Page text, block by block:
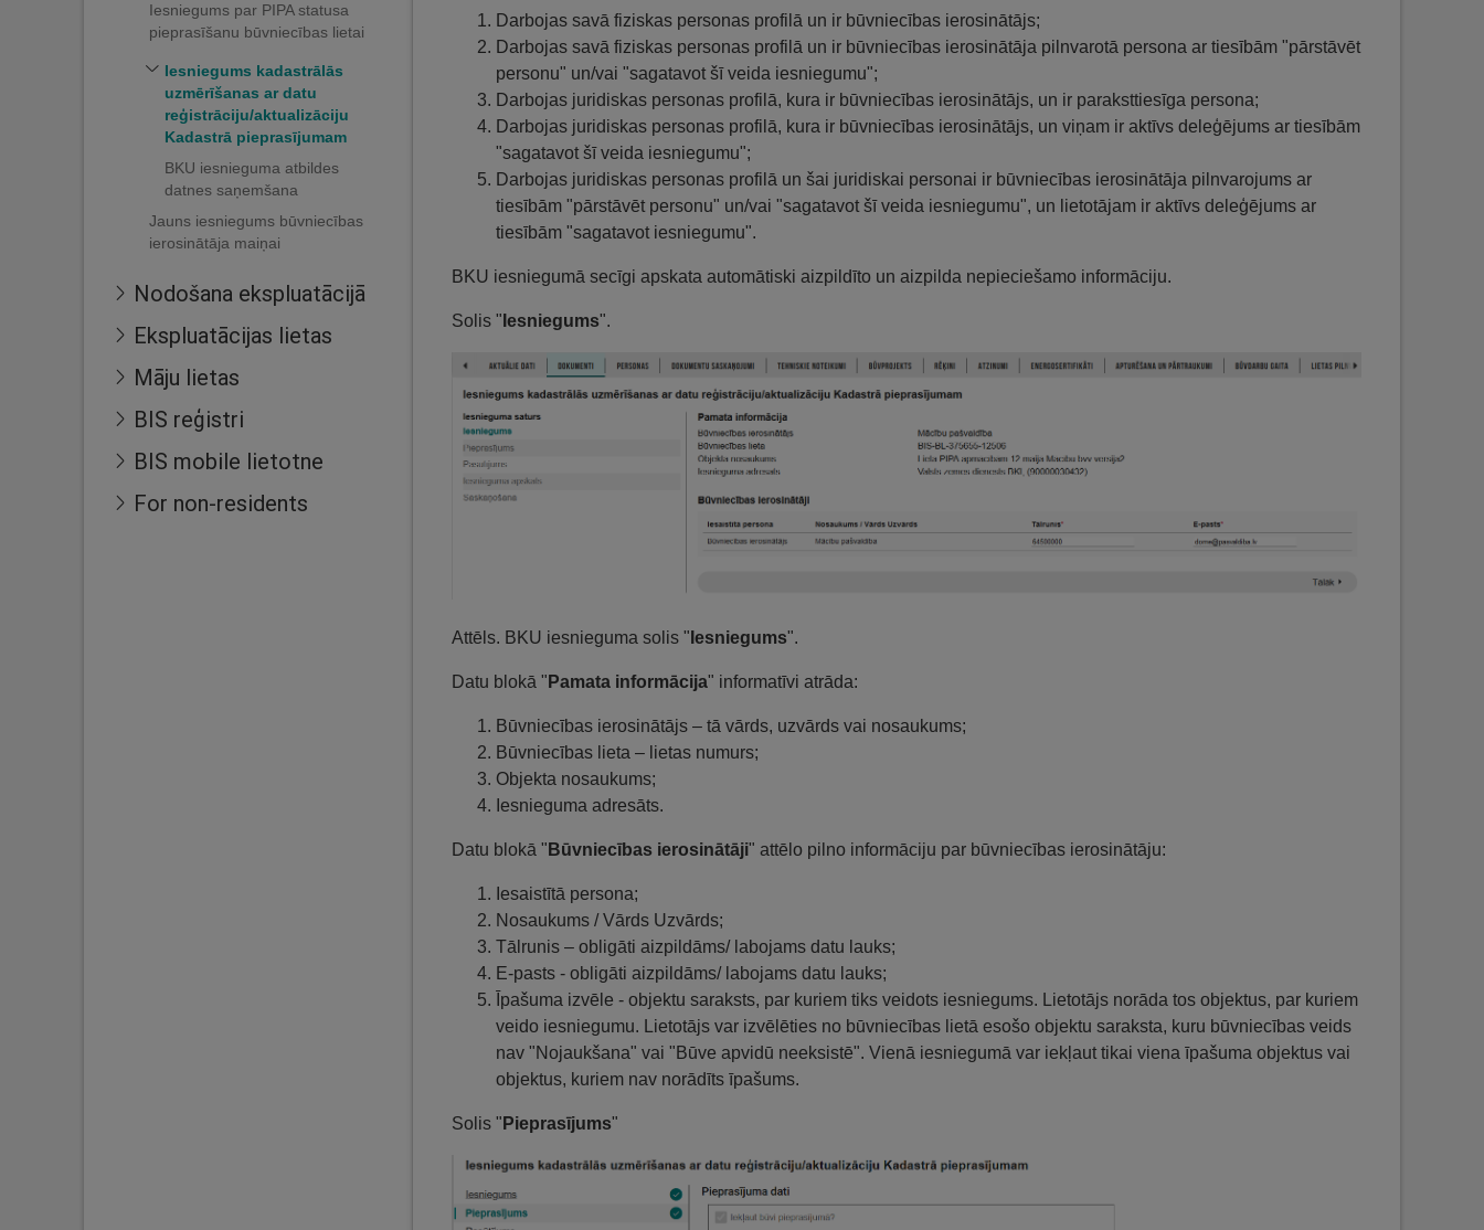
Iesniegums par PIPA statusa
pieprasīšanu būvniecības lietai
Iesniegums kadastrālās
uzmērīšanas ar datu
reģistrāciju/aktualizāciju
Kadastrā pieprasījumam
BKU iesnieguma atbildes
datnes saņemšana
Jauns iesniegums būvniecības
ierosinātāja maiņai
Nodošana ekspluatācijā
Ekspluatācijas lietas
Māju lietas
BIS reģistri
BIS mobile lietotne
For non-residents
Darbojas savā fiziskas personas profilā un ir būvniecības ierosinātājs;
Darbojas savā fiziskas personas profilā un ir būvniecības ierosinātāja pilnvarotā persona ar tiesībām "pārstāvēt
personu" un/vai "sagatavot šī veida iesniegumu";
Darbojas juridiskas personas profilā, kura ir būvniecības ierosinātājs, un ir paraksttiesīga persona;
Darbojas juridiskas personas profilā, kura ir būvniecības ierosinātājs, un viņam ir aktīvs deleģējums ar tiesībām
"sagatavot šī veida iesniegumu";
Darbojas juridiskas personas profilā un šai juridiskai personai ir būvniecības ierosinātāja pilnvarojums ar
tiesībām "pārstāvēt personu" un/vai "sagatavot šī veida iesniegumu", un lietotājam ir aktīvs deleģējums ar
tiesībām "sagatavot iesniegumu".
BKU iesniegumā secīgi apskata automātiski aizpildīto un aizpilda nepieciešamo informāciju.
Solis " Iesniegums".
Attēls. BKU iesnieguma solis " Iesniegums".
Datu blokā " Pamata informācija" informatīvi atrāda:
Būvniecības ierosinātājs – tā vārds, uzvārds vai nosaukums;
Būvniecības lieta – lietas numurs;
Objekta nosaukums;
Iesnieguma adresāts.
Datu blokā " Būvniecības ierosinātāji" attēlo pilno informāciju par būvniecības ierosinātāju:
Iesaistītā persona;
Nosaukums / Vārds Uzvārds;
Tālrunis – obligāti aizpildāms/ labojams datu lauks;
E-pasts - obligāti aizpildāms/ labojams datu lauks;
Īpašuma izvēle - objektu saraksts, par kuriem tiks veidots iesniegums. Lietotājs norāda tos objektus, par kuriem
veido iesniegumu. Lietotājs var izvēlēties no būvniecības lietā esošo objektu saraksta, kuru būvniecības veids
nav "Nojaukšana" vai "Būve apvidū neeksistē". Vienā iesniegumā var iekļaut tikai viena īpašuma objektus vai
objektus, kuriem nav norādīts īpašums.
Solis " Pieprasījums"